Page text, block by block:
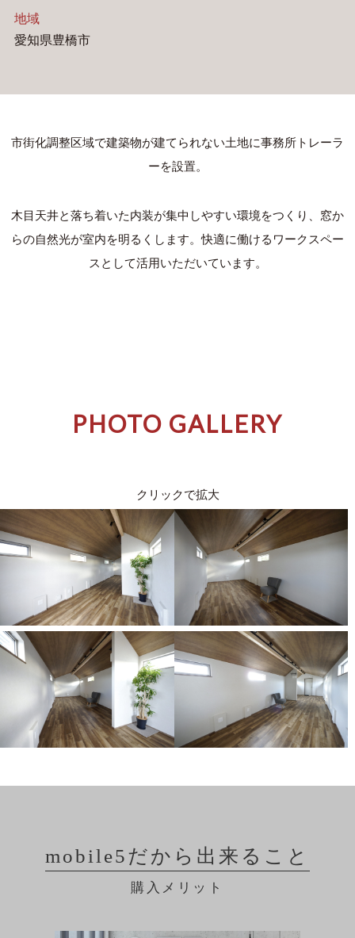
地域
愛知県豊橋市
市街化調整区域で建築物が建てられない⼟地に事務所トレーラ
ーを設置。
⽊⽬天井と落ち着いた内装が集中しやすい環境をつくり、窓か
らの⾃然光が室内を明るくします。快適に働けるワークスペー
スとして活⽤いただいています。
PHOTO GALLERY
クリックで拡大
mobile5だから出来ること
購入メリット